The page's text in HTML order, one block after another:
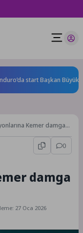
start Başkan
Kemer damga
0
damga
27 Oca 2026